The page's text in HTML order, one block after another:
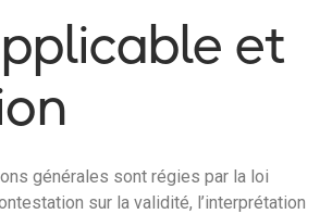
et
générales sont régies par la loi
sur la validité, l’interprétation